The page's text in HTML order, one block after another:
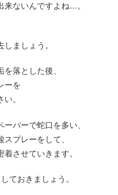
来ないんですよね…。
しましょう。
落とした後、
ーを
。
パーで蛇口を多い、
プレーをして、
させていきます。
ておきましょう。